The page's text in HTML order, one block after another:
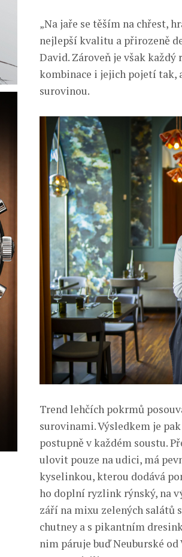
„Na jaře se těším na chřest,
nejlepší kvalitu a přirozeně
David. Zároveň je však
kombinace i jejich pojetí tak,
surovinou.
Trend lehčích pokrmů
surovinami. Výsledkem je
postupně v každém soustu.
ulovit pouze na udici, má
kyselinkou, kterou dodává
ho doplní ryzlink rýnský, na
září na mixu zelených salátů
chutney a s pikantním
nim páruje buď Neuburské od